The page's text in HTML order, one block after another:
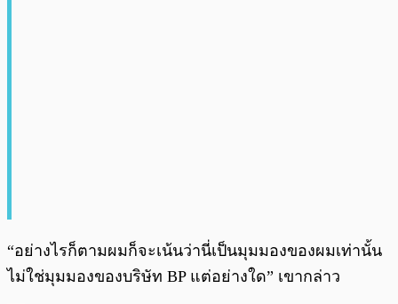
“อย่างไรก็ตามผมก็จะเน้นว่านี่เป็นมุมมองของผมเท่านั้น
ไม่ใช่มุมมองของบริษัท BP แต่อย่างใด” เขากล่าว